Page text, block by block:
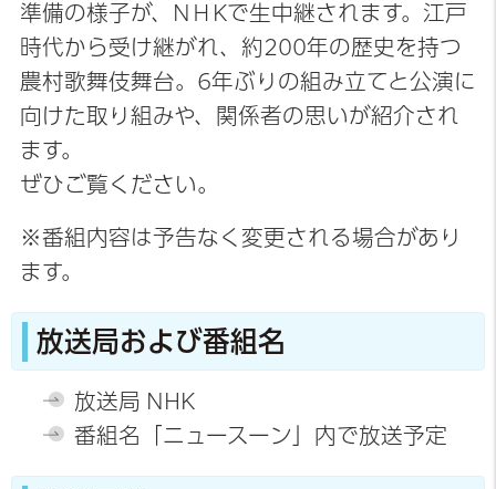
準備の様子が、NНKで生中継されます。江戸
時代から受け継がれ、約200年の歴史を持つ
農村歌舞伎舞台。6年ぶりの組み立てと公演に
向けた取り組みや、関係者の思いが紹介され
ます。
ぜひご覧ください。
※番組内容は予告なく 変更される場合があり
ます。
放送局および番組名
放送局 NHK
番組名「ニュースーン」内で放送予定